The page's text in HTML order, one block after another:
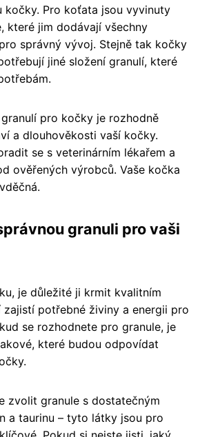
kočky. Pro koťata jsou vyvinuty
které jim dodávají všechny
správný vývoj. Stejně tak kočky
jiné složení granulí, které
pro kočky je rozhodně
a dlouhověkosti vaší kočky.
se s veterinárním lékařem a
ověřených výrobců. Vaše kočka
granuli pro vaši
je důležité ji krmit kvalitním
zajistí potřebné živiny a energii pro
se rozhodnete pro granule, je
které budou odpovídat
zvolit granule s dostatečným
a taurinu – tyto látky jsou pro